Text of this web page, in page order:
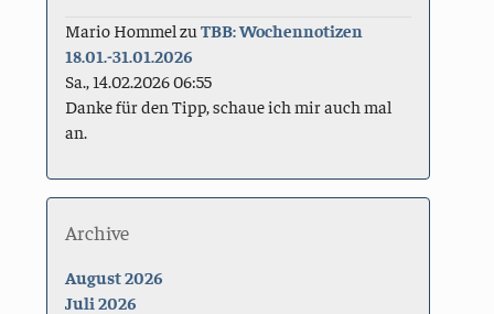
Mario Hommel zuTBB: Wochennotizen
18.01.-31.01.2026
Sa., 14.02.2026 06:55
Danke für den Tipp, schaue ich mir auch mal
an.
Archive
August 2026
Juli 2026